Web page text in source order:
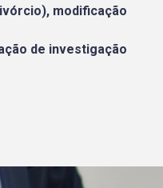
modificação
de investigação